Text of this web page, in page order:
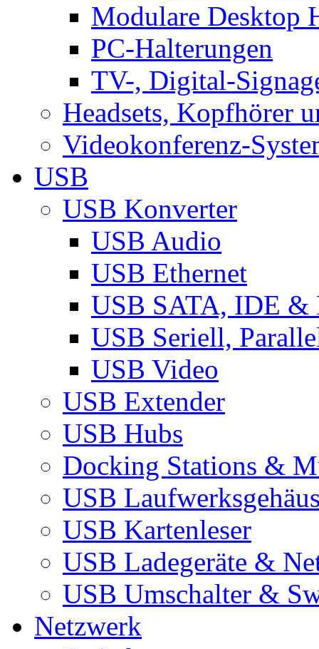
Modulare Desktop
PC-Halterungen
TV-, Digital-
Headsets, Kopfhörer
Videokonferenz-
USB
USB Konverter
USB Audio
USB Ethernet
USB SATA, IDE &
USB Seriell,
USB Video
USB Extender
USB Hubs
Docking Stations &
USB
USB Kartenleser
USB Ladegeräte &
USB Umschalter &
Netzwerk